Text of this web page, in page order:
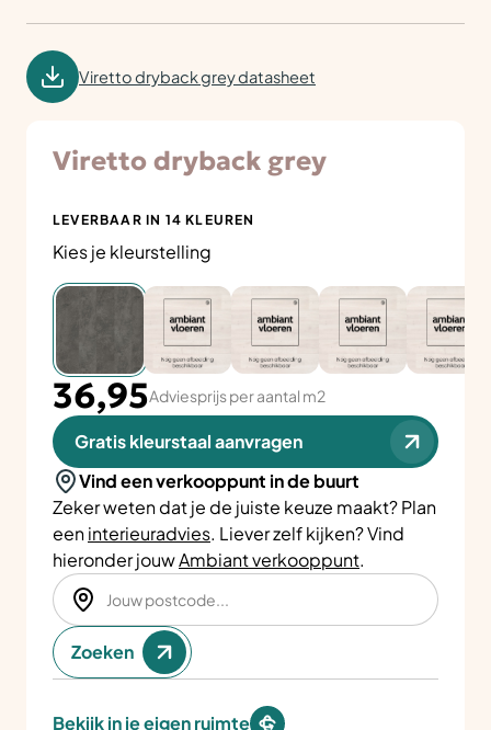
Viretto dryback grey datasheet
Viretto dryback grey
LEVERBAAR IN 14 KLEUREN
Kies je kleurstelling
36,95Adviesprijs per aantal m2
Gratis kleurstaal aanvragen
Vind een verkooppunt in de buurt
Zeker weten dat je de juiste keuze maakt? Plan
eeninterieuradvies. Liever zelf kijken? Vind
hieronder jouwAmbiant verkooppunt.
Zoeken
Bekijk in je eigen ruimte